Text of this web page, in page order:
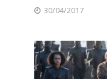
30/04/2017